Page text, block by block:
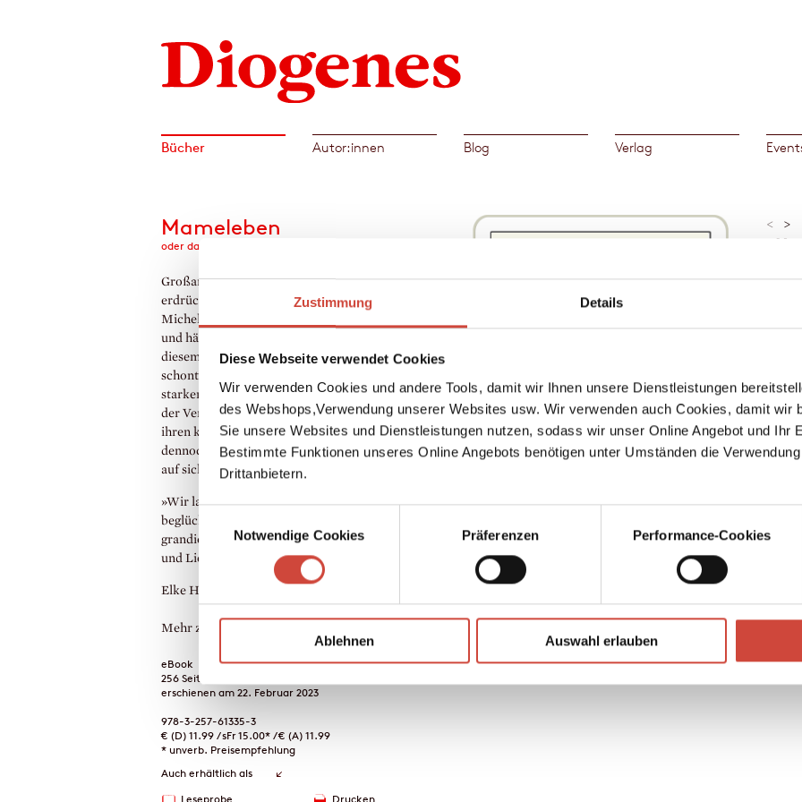
Zustimmung Details
Diese Webseite verwendet Cookies
Wir verwenden Cookies und andere Tools, damit wir Ihnen unsere Dienstleistungen
des Webshops,Verwendung unserer Websites usw. Wir verwenden auch Cookies, damit wir
Sie unsere Websites und Dienstleistungen nutzen, sodass wir unser Online Angebot und Ihr
Bestimmte Funktionen unseres Online Angebots benötigen unter Umständen die
Drittanbietern.
Einwilligungsauswahl
Notwendige Cookies
Präferenzen Performance-Cookies
Ablehnen Auswahl erlauben
Bücher Autor:innen Blog Verlag
↘
Kaufen
Mameleben
oder das gestohlene Glück
Großartig und nervtötend, liebevoll und
erdrückend, aufopfernd, aber auch übergriffig –
Michel Bergmann liebt seine Mutter Charlotte
und hält sie manchmal nicht aus. Er erzählt in
diesem Buch, in dem er nichts und niemanden
schont, die Geschichte dieser eigenwilligen,
starken Frau: ihre Vertreibung aus Deutschland,
der Verlust fast der gesamten Familie, das Glück,
ihren künftigen Ehemann wiederzufinden, und
dennoch ein Schicksal, bei dem sie allzu oft ganz
auf sich allein gestellt ist.
»Wir lachen und weinen beim Lesen und
beglückwünschen den Autor zu einem
grandiosen, unvergesslichen Buch, aus Schmerz
und Liebe geschrieben.«
Elke Heidenreich / Der Spiegel, Hamburg
Mehr zum Inhalt
eBook
256 Seiten (Printausgabe)
erschienen am 22. Februar 2023
978-3-257-61335-3
€ (D) 11.99 / sFr 15.00* / € (A) 11.99
* unverb. Preisempfehlung
Auch erhältlich als
Leseprobe
Drucken
< >